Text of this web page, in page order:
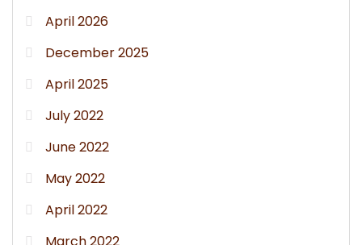
April 2026
December 2025
April 2025
July 2022
June 2022
May 2022
April 2022
March 2022